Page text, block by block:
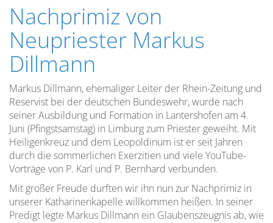
der
Priesterausbildung
Die
Dimension
der
Priesterausbildung
Menschliche
Reifung
Spirituelle
Formung
Wissenschaftliche
Lebens
und
Studienordnung
Pflege
des
geistlichen
Lebens
Studium
Die
Prüfungszeit
Freizeit
und
Ferien
Lehramtliche
Dokumente
II.
Vat:
Optatam
Totius
Pastores
Dabo
vobis
Rahmenordnung
für
die
Priesterausbildung
in
Spiritualität
Leben
Josef)
Stiftskirche
Kreuzkirche
Kreuzweg
im
Leopoldinum
Leitung
Vizedirektor
Spiritual
Vize-
Spiritual
Unsere
Gemeinschaft…
Anreise
Nachprimiz von
Neupriester Markus
Dillmann
Markus Dillmann, ehemaliger Leiter der Rhein-Zeitung und
Reservist bei der deutschen Bundeswehr, wurde nach
seiner Ausbildung und Formation in Lantershofen am 4.
Juni (Pfingstsamstag) in Limburg zum Priester geweiht. Mit
Heiligenkreuz und dem Leopoldinum ist er seit Jahren
durch die sommerlichen Exerzitien und viele YouTube-
Vorträge von P. Karl und P. Bernhard verbunden.
Mit großer Freude durften wir ihn nun zur Nachprimiz in
unserer Katharinenkapelle willkommen heißen. In seiner
Predigt legte Markus Dillmann ein Glaubenszeugnis ab, wie